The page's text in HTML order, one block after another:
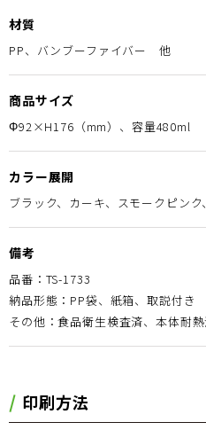
材質
PP、バンブーファイバー 他
商品サイズ
Φ92×H176（mm）、容量480ml
カラー展開
ブラック、カーキ、スモークピン
備考
品番：TS-1733
納品形態：PP袋、紙箱、取説付き
その他：食品衛生検査済、本体耐
印刷方法